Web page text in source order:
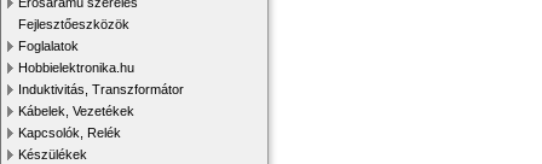
Fejlesztőeszközök
Foglalatok
Hobbielektronika.hu
Induktivitás, Transzformátor
Kábelek, Vezetékek
Kapcsolók, Relék
Készülékek